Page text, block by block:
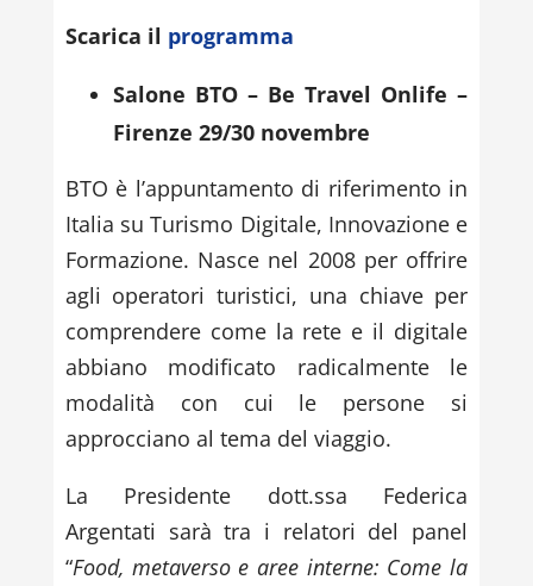
Scarica il programma
Salone BTO – Be Travel Onlife –
Firenze 29/30 novembre
BTO è l’appuntamento di riferimento in
Italia su Turismo Digitale, Innovazione e
Formazione. Nasce nel 2008 per offrire
agli operatori turistici, una chiave per
comprendere come la rete e il digitale
abbiano modificato radicalmente le
modalità con cui le persone si
approcciano al tema del viaggio.
La Presidente dott.ssa Federica
Argentati sarà tra i relatori del panel
“Food, metaverso e aree interne: Come la